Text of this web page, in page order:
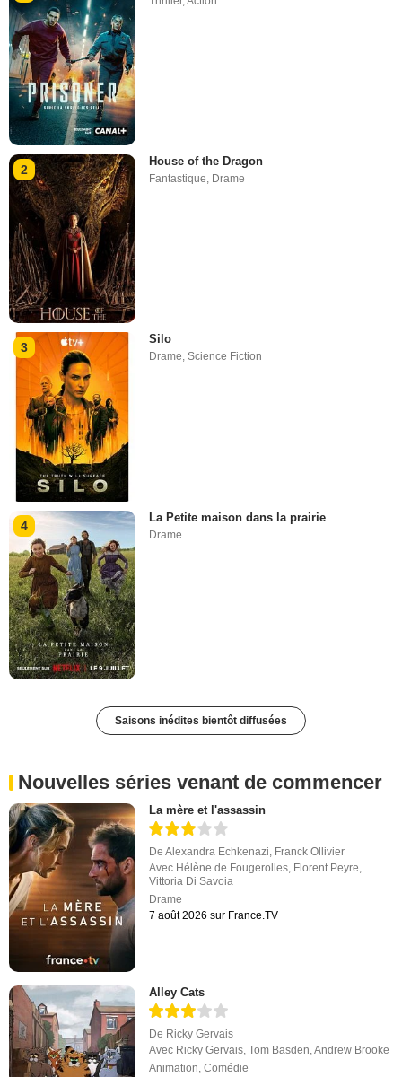
2
House of the Dragon
Fantastique, Drame
3
Silo
Drame,Science Fiction
4
La Petite maison dans la prairie
Drame
Saisons inédites bientôt diffusées
Nouvelles séries venant de commencer
La mère et l'assassin
DeAlexandra Echkenazi, Franck Ollivier
Avec Hélène de Fougerolles, Florent Peyre,
Vittoria Di Savoia
Drame
7 août 2026 sur France.TV
Alley Cats
De Ricky Gervais
Avec Ricky Gervais,Tom Basden,Andrew Brooke
Animation,Comédie